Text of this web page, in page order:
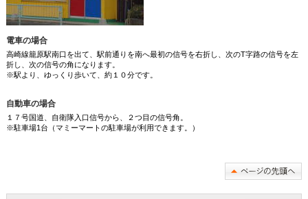
電車の場合
高崎線籠原駅南口を出て、駅前通りを南へ最初の信号を右折し、次のT字路の信号を左
折し、次の信号の角になります。
※駅より、ゆっくり歩いて、約１０分です。
自動車の場合
１７号国道、自衛隊入口信号から、２つ目の信号角。
※駐車場1台（マミーマートの駐車場が利用できます。）